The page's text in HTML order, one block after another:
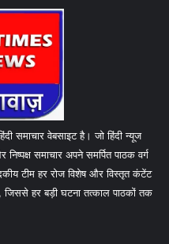
समाचार वेबसाइट है। जो हिंदी न्यूज
समाचार अपने समर्पित पाठक वर्ग
टीम हर रोज विशेष और विस्तृत कंटेंट
हर बड़ी घटना तत्काल पाठकों तक